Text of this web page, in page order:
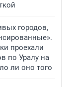
городов,
проехали
по Уралу на
ли оно того